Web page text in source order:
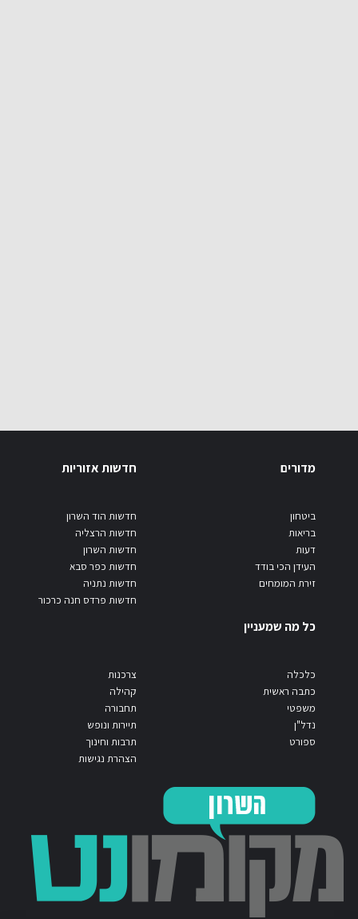
מדורים
ביטחון
בריאות
דעות
העידן הכי בודד
זירת המומחים
חדשות אזוריות
חדשות הוד השרון
חדשות הרצליה
חדשות השרון
חדשות כפר סבא
חדשות נתניה
חדשות פרדס חנה כרכור
כל מה שמעניין
כלכלה
כתבה ראשית
משפטי
נדל"ן
ספורט
צרכנות
קהילה
תחבורה
תיירות ונופש
תרבות וחינוך
הצהרת נגישות